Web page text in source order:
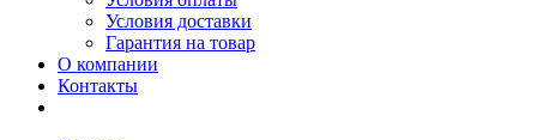
Условия доставки
Гарантия на товар
О компании
Контакты